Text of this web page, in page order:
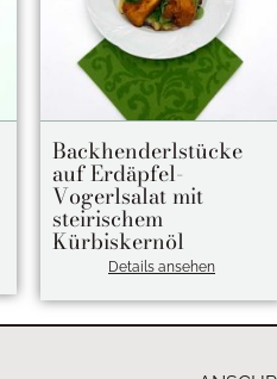
Backhenderlstücke
auf Erdäpfel-
Vogerlsalat mit
steirischem
Kürbiskernöl
Details ansehen